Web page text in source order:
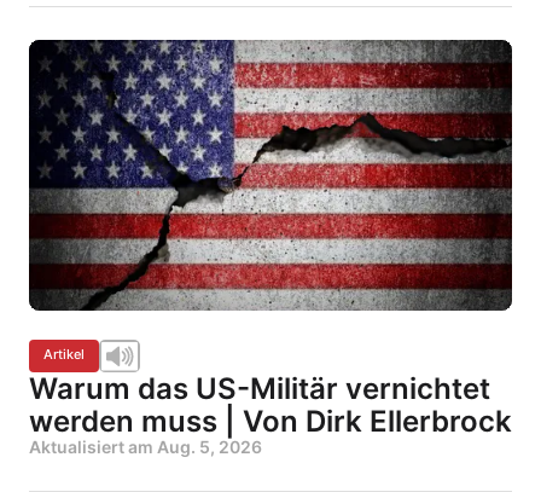
Artikel
Warum das US-Militär vernichtet
werden muss | Von Dirk Ellerbrock
Aktualisiert am Aug. 5, 2026